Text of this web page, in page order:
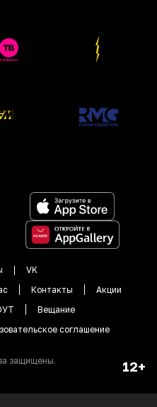
VK
Контакты
Акции
Вещание
соглашение
защищены. 12+